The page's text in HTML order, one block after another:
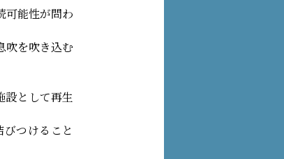
可能性が問わ
吹を吹き込む
設として再生
つけること